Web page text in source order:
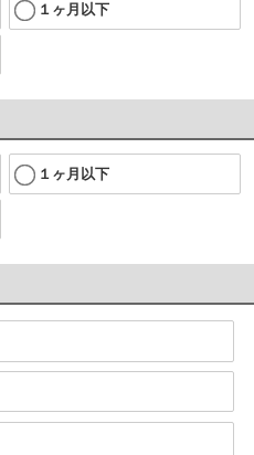
１ヶ月以下
１ヶ月以下